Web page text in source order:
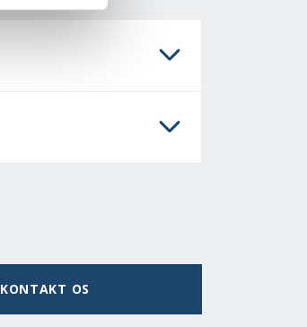
KONTAKT OS